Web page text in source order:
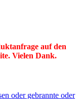
auf den
Vielen Dank.